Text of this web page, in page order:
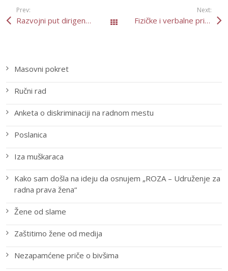
Prev:
Razvojni put dirigentkinje ili “ne može pička i tačka” All Posts
Next:
Fizičke i verbalne prijetnje svakodnevnica u životu socijalne radnice
Masovni pokret
Ručni rad
Anketa o diskriminaciji na radnom mestu
Poslanica
Iza muškaraca
Kako sam došla na ideju da osnujem „ROZA – Udruženje za
radna prava žena“
Žene od slame
Zaštitimo žene od medija
Nezapamćene priče o bivšima